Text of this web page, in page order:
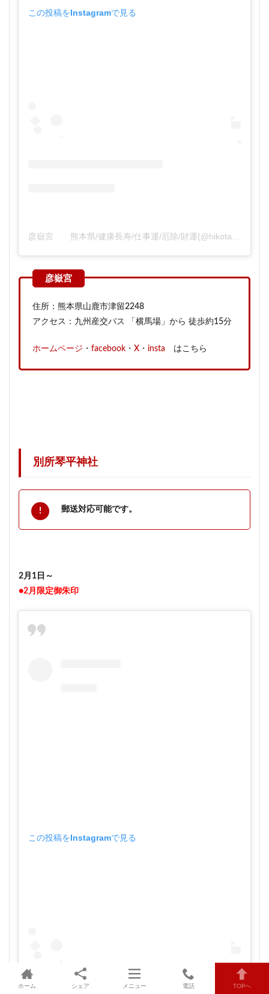
この投稿をInstagramで見る
住所：熊本県山鹿市津留2248
アクセス：九州産交バス 「横馬場」から 徒歩約15分
ホームページ ・ facebook ・ X ・ insta はこちら
別所琴平神社
郵送対応可能です。
2月1日～
●2月限定御朱印
この投稿をInstagramで見る
ホーム シェア メニュー 電話 TOPへ